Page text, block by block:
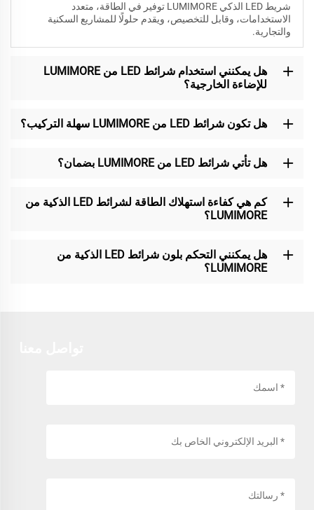
شريط LED الذكي LUMIMORE توفير في الطاقة، متعدد
الاستخدامات، وقابل للتخصيص، ويقدم حلولًا للمشاريع السكنية
والتجارية.
هل يمكنني استخدام شرائط LED من LUMIMORE
للإضاءة الخارجية؟
هل تكون شرائط LED من LUMIMORE سهلة التركيب؟
هل تأتي شرائط LED من LUMIMORE بضمان؟
كم هي كفاءة استهلاك الطاقة لشرائط LED الذكية من
LUMIMORE؟
هل يمكنني التحكم بلون شرائط LED الذكية من
LUMIMORE؟